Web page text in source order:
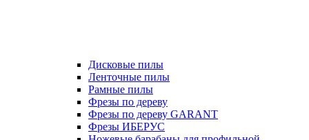
Дисковые пилы
Ленточные пилы
Рамные пилы
Фрезы по дереву
Фрезы по дереву GARANT
Фрезы ИБЕРУС